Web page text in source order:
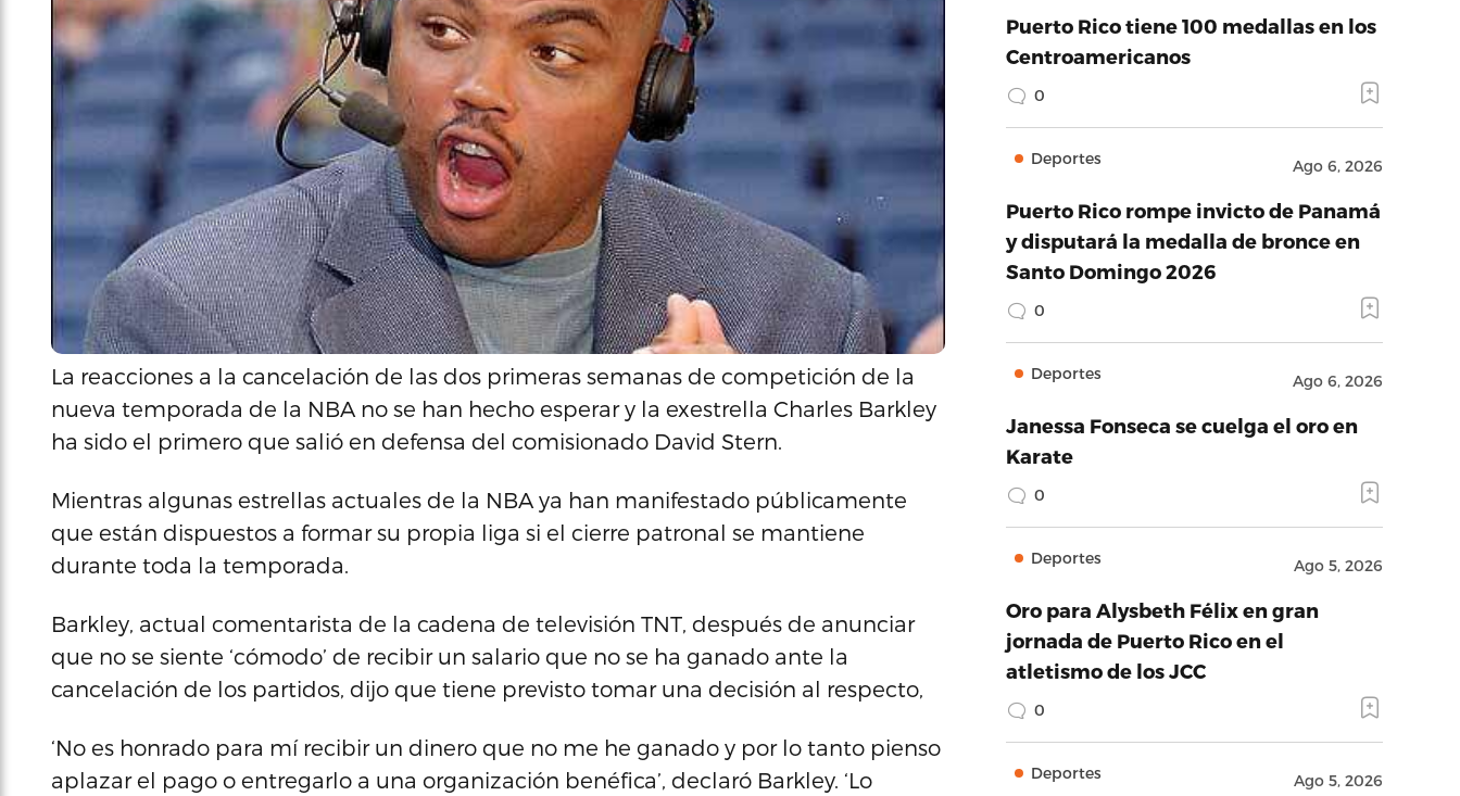
La reacciones a la cancelación de las dos primeras semanas de competición de la
nueva temporada de la NBA no se han hecho esperar y la exestrella Charles Barkley
ha sido el primero que salió en defensa del comisionado David Stern.
Mientras algunas estrellas actuales de la NBA ya han manifestado públicamente
que están dispuestos a formar su propia liga si el cierre patronal se mantiene
durante toda la temporada.
Barkley, actual comentarista de la cadena de televisión TNT, después de anunciar
que no se siente ‘cómodo’ de recibir un salario que no se ha ganado ante la
cancelación de los partidos, dijo que tiene previsto tomar una decisión al respecto,
‘No es honrado para mí recibir un dinero que no me he ganado y por lo tanto pienso
aplazar el pago o entregarlo a una organización benéfica’, declaró Barkley. ‘Lo
Puerto Rico tiene 100 medallas en los
Centroamericanos
0
Deportes Ago 6, 2026
Puerto Rico rompe invicto de Panamá
y disputará la medalla de bronce en
Santo Domingo 2026
0
Deportes Ago 6, 2026
Janessa Fonseca se cuelga el oro en
Karate
0
Deportes Ago 5, 2026
Oro para Alysbeth Félix en gran
jornada de Puerto Rico en el
atletismo de los JCC
0
Deportes Ago 5, 2026